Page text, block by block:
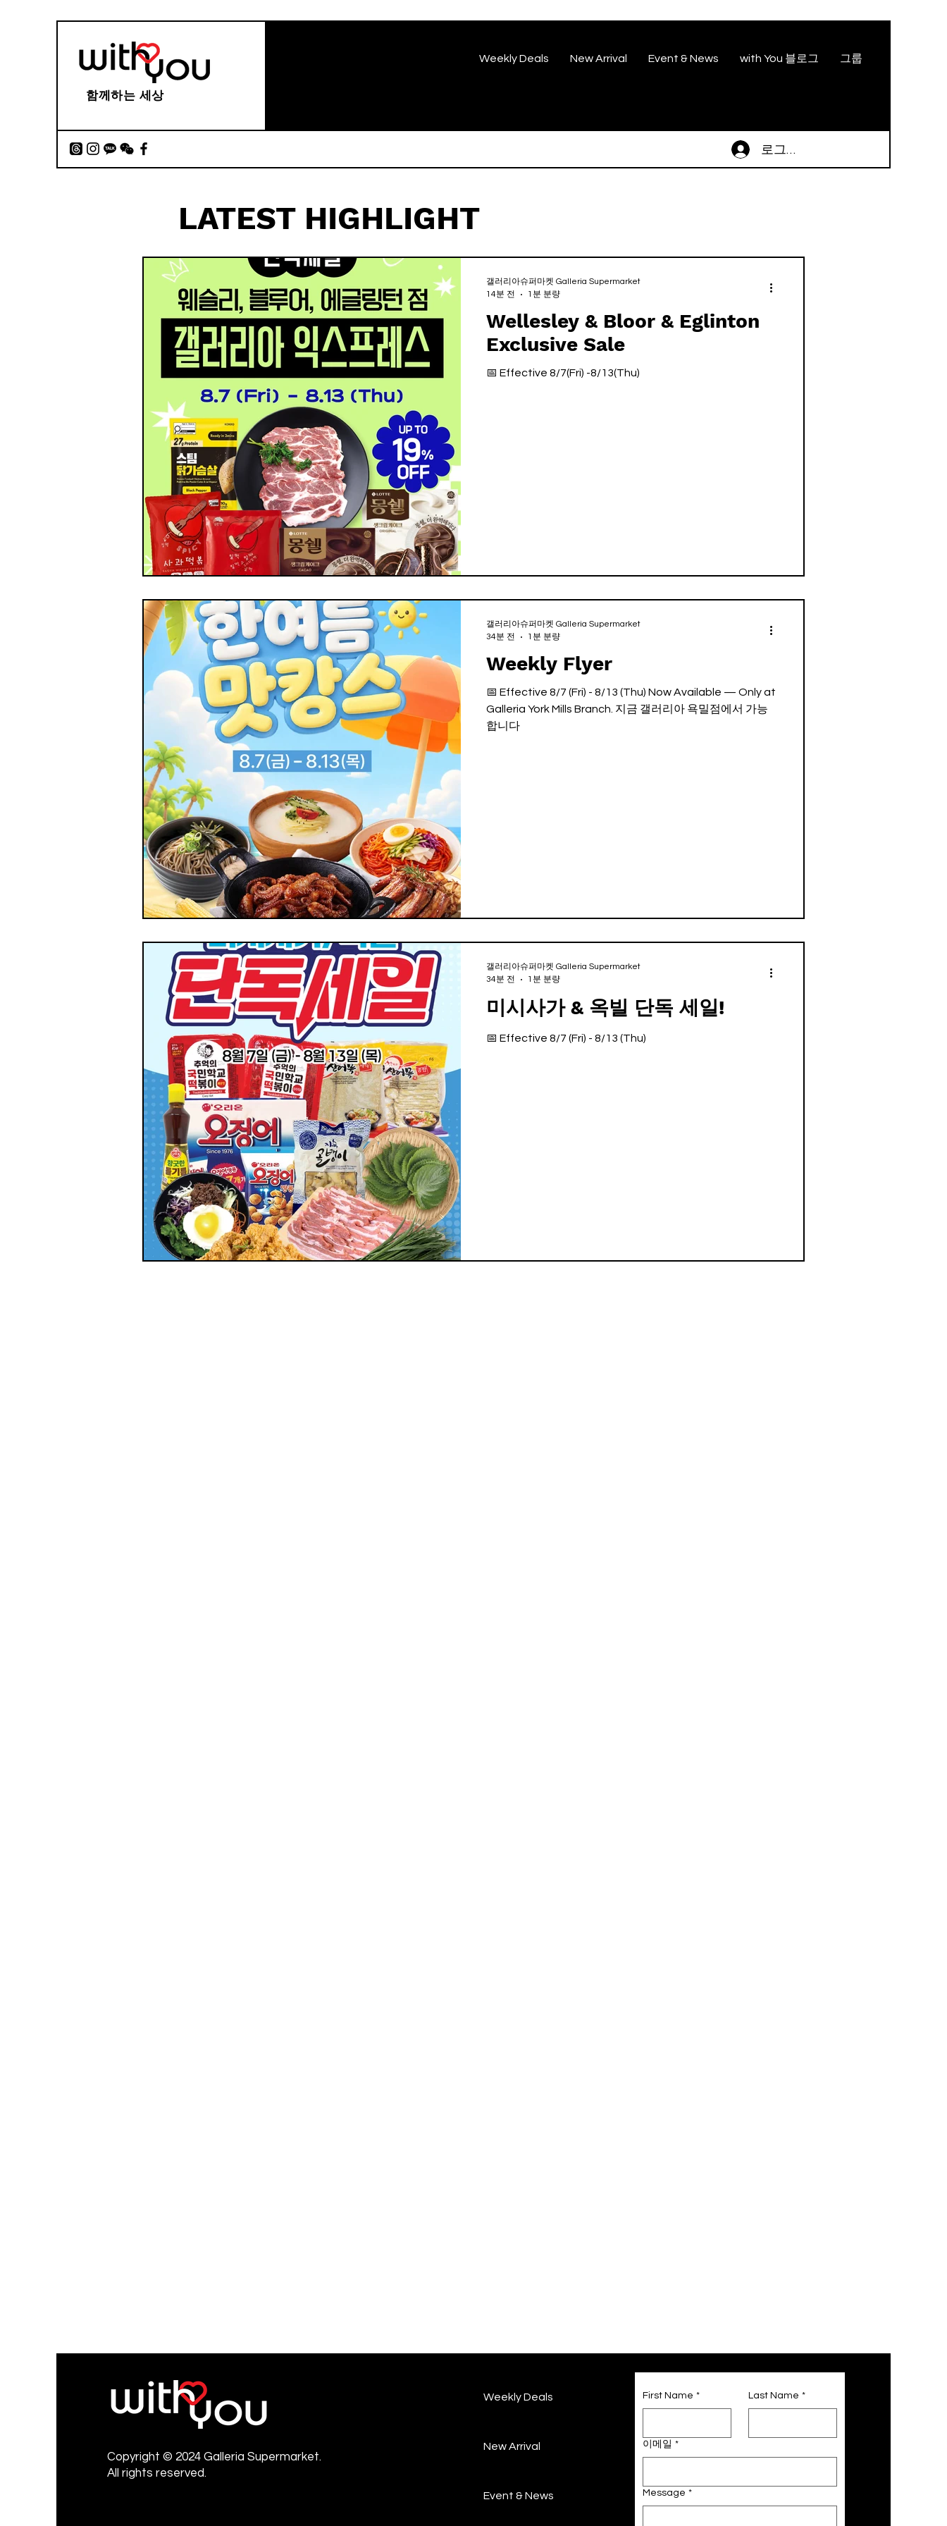
함께하는 세상
Weekly Deals New Arrival Event & News with You 블로그 그룹
로그인
LATEST HIGHLIGHT
Wellesley & Bloor & Eglinton
Exclusive Sale
📅 Effective 8/7(Fri) -8/13(Thu)
갤러리아슈퍼마켓 Galleria Supermarket
14분 전
1분 분량
Weekly Flyer
📅 Effective 8/7 (Fri) - 8/13 (Thu) Now Available — Only at
Galleria York Mills Branch. 지금 갤러리아 욕밀점에서 가능
합니다
갤러리아슈퍼마켓 Galleria Supermarket
34분 전
1분 분량
미시사가 & 옥빌 단독 세일!
📅 Effective 8/7 (Fri) - 8/13 (Thu)
갤러리아슈퍼마켓 Galleria Supermarket
34분 전
1분 분량
Copyright © 2024 Galleria Supermarket.
All rights reserved.
Weekly Deals
New Arrival
Event & News
First Name * Last Name *
이메일 *
Message *